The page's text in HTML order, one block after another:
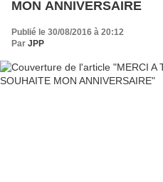
MON ANNIVERSAIRE
Publié le 30/08/2016 à 20:12
Par JPP